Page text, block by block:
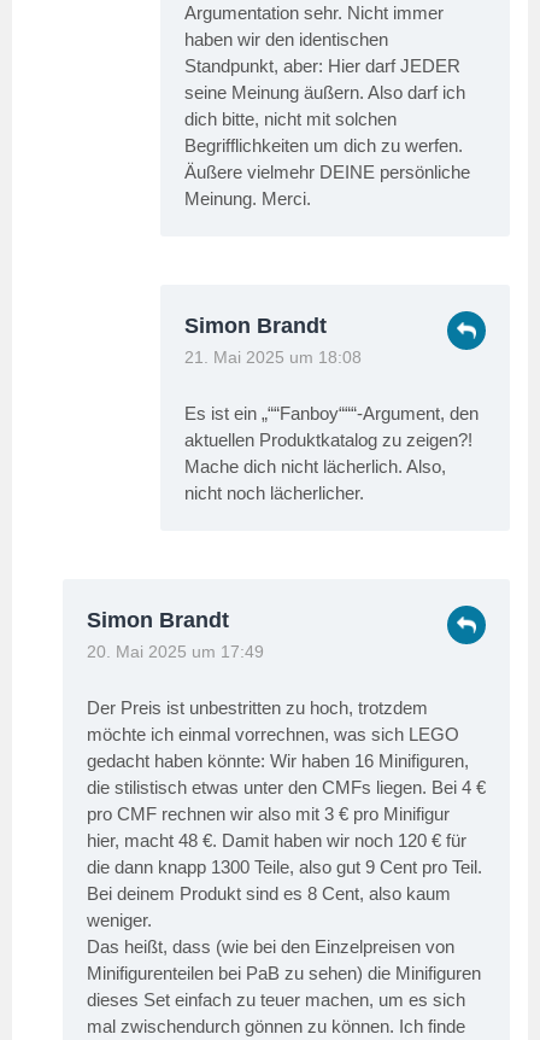
Argumentation sehr. Nicht immer
haben wir den identischen
Standpunkt, aber: Hier darf JEDER
seine Meinung äußern. Also darf ich
dich bitte, nicht mit solchen
Begrifflichkeiten um dich zu werfen.
Äußere vielmehr DEINE persönliche
Meinung. Merci.
Simon Brandt
21. Mai 2025 um 18:08
Es ist ein „““Fanboy“““-Argument, den
aktuellen Produktkatalog zu zeigen?!
Mache dich nicht lächerlich. Also,
nicht noch lächerlicher.
Simon Brandt
20. Mai 2025 um 17:49
Der Preis ist unbestritten zu hoch, trotzdem
möchte ich einmal vorrechnen, was sich LEGO
gedacht haben könnte: Wir haben 16 Minifiguren,
die stilistisch etwas unter den CMFs liegen. Bei 4 €
pro CMF rechnen wir also mit 3 € pro Minifigur
hier, macht 48 €. Damit haben wir noch 120 € für
die dann knapp 1300 Teile, also gut 9 Cent pro Teil.
Bei deinem Produkt sind es 8 Cent, also kaum
weniger.
Das heißt, dass (wie bei den Einzelpreisen von
Minifigurenteilen bei PaB zu sehen) die Minifiguren
dieses Set einfach zu teuer machen, um es sich
mal zwischendurch gönnen zu können. Ich finde